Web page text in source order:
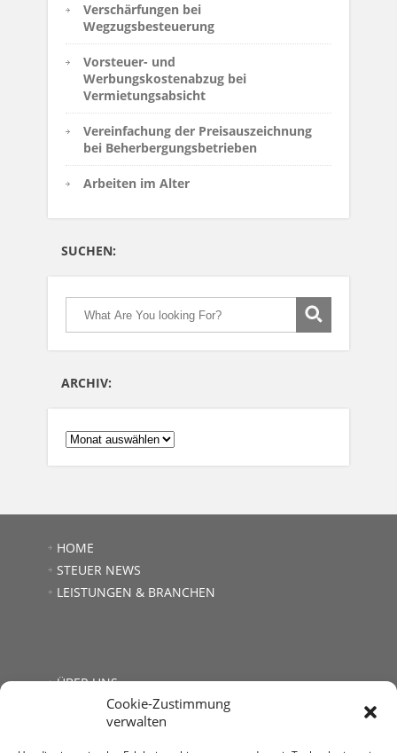
Cookie-Zustimmung
verwalten
Verschärfungen bei
Wegzugsbesteuerung
Vorsteuer- und
Werbungskostenabzug bei
Vermietungsabsicht
Vereinfachung der Preisauszeichnung
bei Beherbergungsbetrieben
Arbeiten im Alter
SUCHEN:
ARCHIV:
ARCHIV:
HOME
STEUER NEWS
LEISTUNGEN & BRANCHEN
ÜBER UNS
KONTAKT